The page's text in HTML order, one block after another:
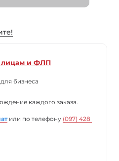
и ФЛП
бизнеса
каждого заказа.
или по телефону (097) 428